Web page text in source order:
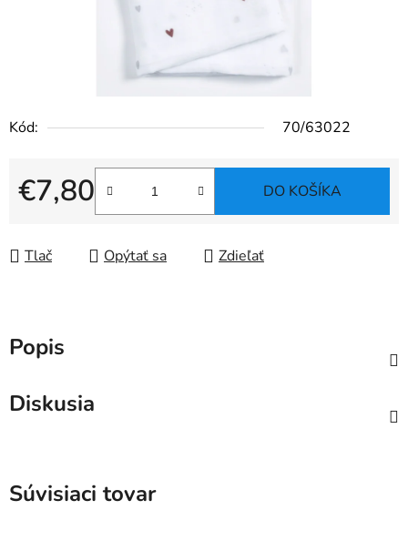
Kód: 70/63022
€7,80
Jednotková cena:
DO KOŠÍKA
Tlač Opýtať sa Zdieľať
Popis
Diskusia
Súvisiaci tovar